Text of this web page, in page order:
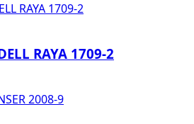
RAYA 1709-2